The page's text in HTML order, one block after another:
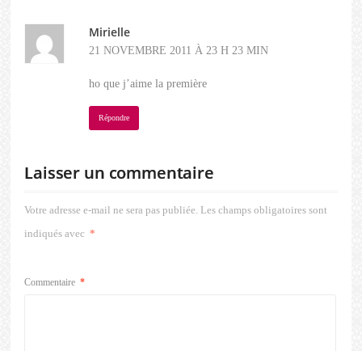
Mirielle
21 NOVEMBRE 2011 À 23 H 23 MIN
ho que j’aime la première
Répondre
Laisser un commentaire
Votre adresse e-mail ne sera pas publiée. Les champs obligatoires sont
indiqués avec *
Commentaire *